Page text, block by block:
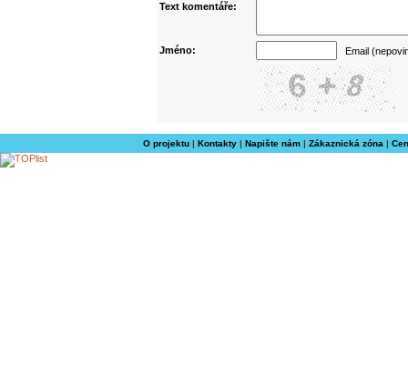
Text komentáře:
Jméno: Email
O projektu| Kontakty| Napište nám| Zákaznická zóna |